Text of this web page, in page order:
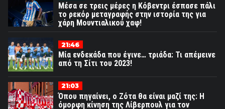
Μέσα σε τρεις μέρες η Κόβεντρι έσπασε πάλι
το ρεκόρ μεταγραφής στην ιστορία της για
χάρη Μουντιαλικού χαφ!
21:46
Μία ενδεκάδα που έγινε… τριάδα: Τι απέμεινε
από τη Σίτι του 2023!
21:03
Όπου πηγαίνει, ο Ζότα θα είναι μαζί της: Η
όμορφη κίνηση της Λίβερπουλ για τον